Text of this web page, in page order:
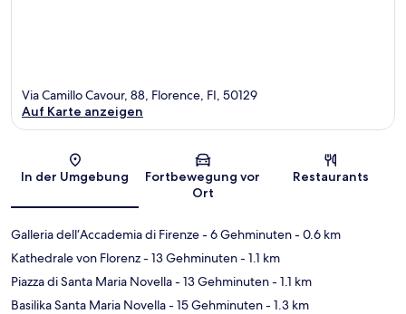
Karte
Via Camillo Cavour, 88, Florence, FI, 50129
Auf Karte anzeigen
In der Umgebung
Fortbewegung vor
Ort
Restaurants
Galleria dell‘Accademia di Firenze- 6 Gehminuten- 0.6 km
Kathedrale von Florenz- 13 Gehminuten- 1.1 km
Piazza di Santa Maria Novella- 13 Gehminuten- 1.1 km
Basilika Santa Maria Novella- 15 Gehminuten- 1.3 km